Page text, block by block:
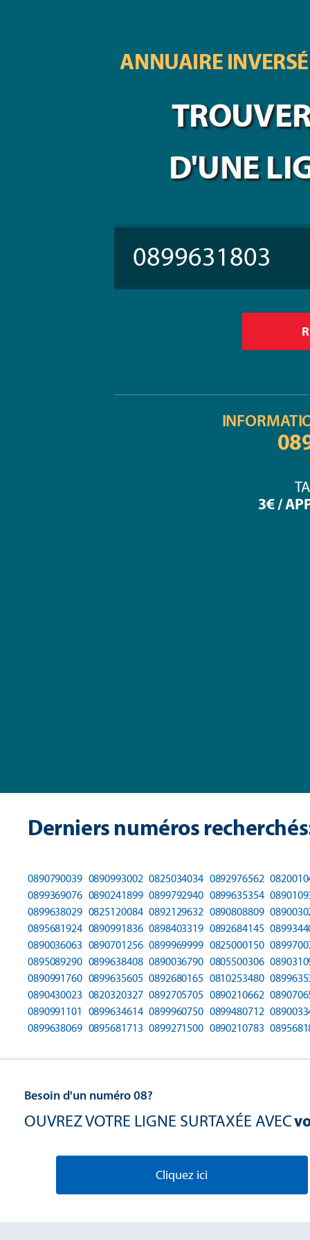
ANNUAIRE
D'UNE
3€ /
Derniers numéros
0890790039 0890993002 0825034034 0892976562
0899369076 0890241899 0899792940 0899635354
0899638029 0825120084 0892129632 0890808809
0895681924 0890991836 0898403319 0892684145
0890036063 0890701256 0899969999 0825000150
0895089290 0899638408 0890036790 0805500306
0890991760 0899635605 0892680165 0810253480
0890430023 0820320327 0892705705 0890210662
0890991101 0899634614 0899960750 0899480712
0899638069 0895681713 0899271500 0890210783
Besoin d'un numéro 08?
OUVREZ VOTRE LIGNE SURTAXÉE AVEC
Cliquez ici